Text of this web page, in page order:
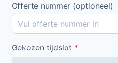
Offerte nummer (optioneel)
Gekozen tijdslot *